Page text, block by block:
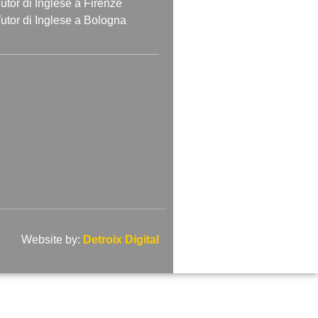
di Inglese a Firenze
di Inglese a Bologna
Website by: Detroix Digital​​